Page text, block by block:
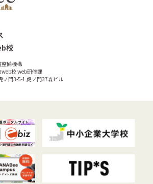
校
備機構
校 web研修課
門3-5-1 虎ノ門37森ビル